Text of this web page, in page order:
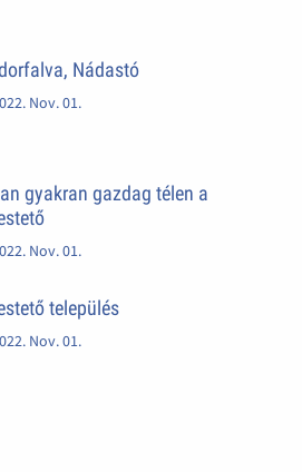
Nádastó
Nov. 01.
gyakran gazdag télen a
Nov. 01.
település
Nov. 01.